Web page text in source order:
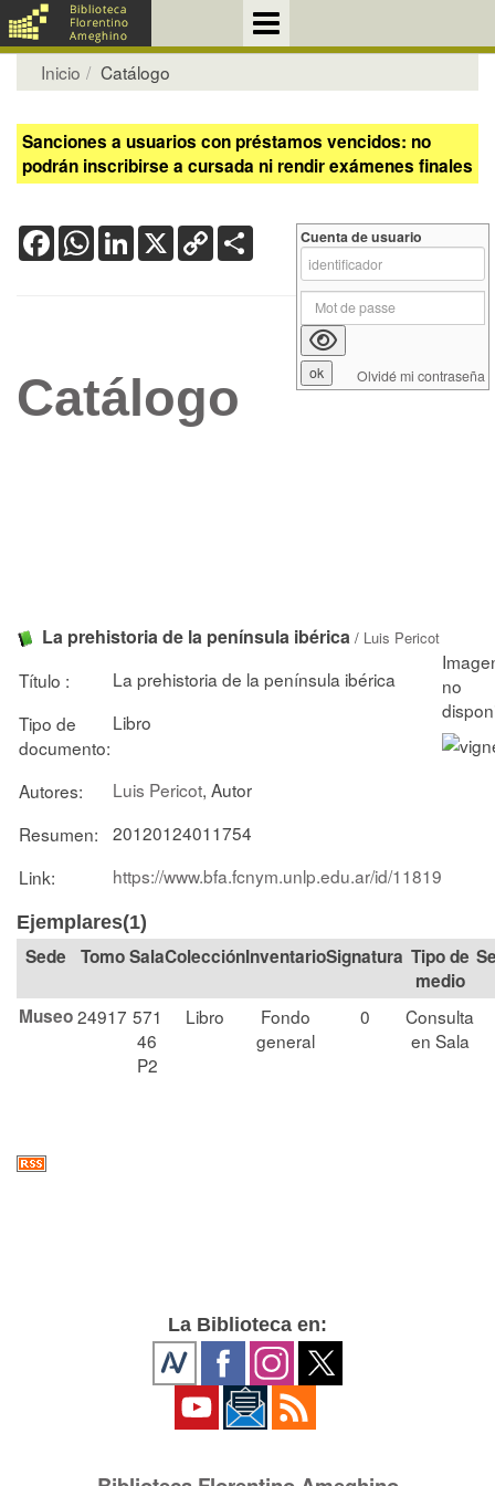
Inicio Catálogo
Sanciones a usuarios con préstamos vencidos: no
podrán inscribirse a cursada ni rendir exámenes finales
FacebookWhatsApp
LinkedIn
X Copy
Link
Catálogo
La prehistoria de la península ibérica / Luis Pericot
Título :
La prehistoria de la península ibérica
Tipo de
documento:
Libro
Autores: Luis Pericot, Autor
Resumen:
20120124011754
Link:
https://www.bfa.fcnym.unlp.edu.ar/id/11819
Ejemplares(1)
Tomo SalaColección Signatura Tipo de
medio
Museo24917 571
46
P2
Libro
Fondo
general
0
Consulta
en Sala
Cuenta de usuario
Olvidé mi contraseña
La Biblioteca en: